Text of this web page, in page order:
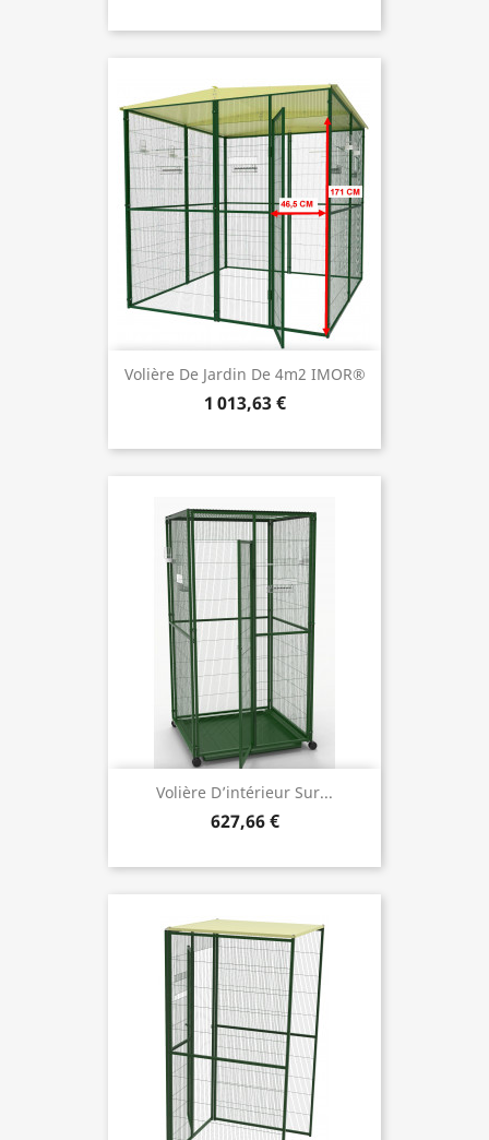
Volière De Jardin De 4m2 IMOR®
1 013,63 €
Volière D’intérieur Sur...
627,66 €